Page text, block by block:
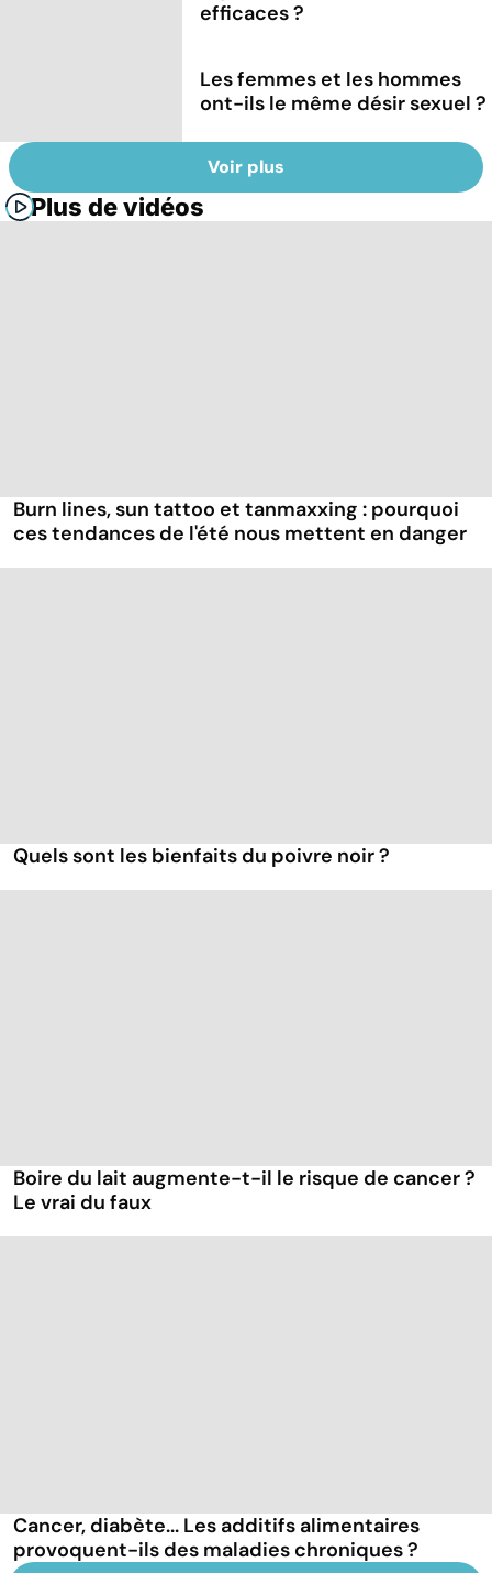
efficaces ?
Les femmes et les hommes
ont-ils le même désir sexuel ?
Voir plus
Plus de vidéos
Burn lines, sun tattoo et tanmaxxing : pourquoi
ces tendances de l'été nous mettent en danger
Quels sont les bienfaits du poivre noir ?
Boire du lait augmente-t-il le risque de cancer ?
Le vrai du faux
Cancer, diabète... Les additifs alimentaires
provoquent-ils des maladies chroniques ?